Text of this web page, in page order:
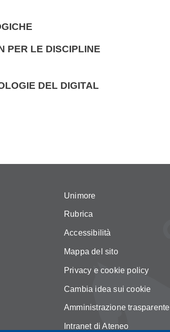
PER LE DISCIPLINE
DEL DIGITAL
Unimore
Rubrica
Accessibilità
Mappa del sito
Privacy e cookie policy
Cambia idea sui cookie
Amministrazione trasparente
Intranet di Ateneo